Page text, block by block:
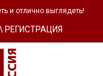
и отлично выглядеть!
РЕГИСТРАЦИЯ